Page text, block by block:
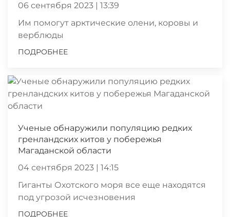
06 сентября 2023 | 13:39
Им помогут арктические олени, коровы и
верблюды
ПОДРОБНЕЕ
Ученые обнаружили популяцию редких
гренландских китов у побережья
Магаданской области
04 сентября 2023 | 14:15
Гиганты Охотского моря все еще находятся
под угрозой исчезновения
ПОДРОБНЕЕ